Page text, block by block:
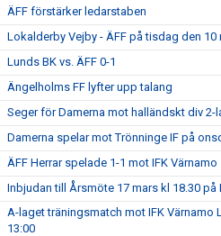
ÄFF förstärker ledarstaben
Lokalderby Vejby - ÄFF på tisdag den 10
Lunds BK vs. ÄFF 0-1
Ängelholms FF lyfter upp talang
Seger för Damerna mot halländskt div 2-
Damerna spelar mot Trönninge IF på
ÄFF Herrar spelade 1-1 mot IFK Värnamo
Inbjudan till Årsmöte 17 mars kl 18.30 på
A-laget träningsmatch mot IFK Värnamo
13:00